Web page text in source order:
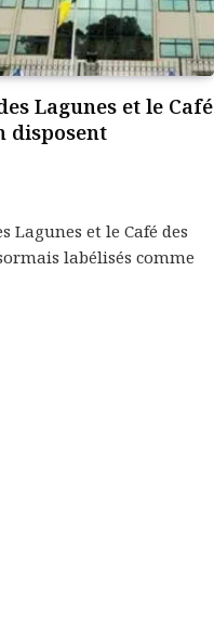
Lagunes et le Café
disposent
Lagunes et le Café des
labélisés comme